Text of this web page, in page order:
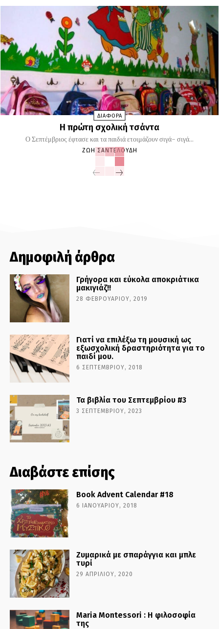
ΔΙΑΦΟΡΑ
Η πρώτη σχολική τσάντα
Ο Σεπτέμβριος έφτασε και τα παιδιά ετοιμάζουν σιγά- σιγά...
ΖΩΉ ΣΑΝΤΕΛΟΎΔΗ
Δημοφιλή άρθρα
Γρήγορα και εύκολα αποκριάτικα
μακιγιάζ!!
28 ΦΕΒΡΟΥΑΡΊΟΥ, 2019
Γιατί να επιλέξω τη μουσική ως
εξωσχολική δραστηριότητα για το
παιδί μου.
6 ΣΕΠΤΕΜΒΡΊΟΥ, 2018
Τα βιβλία του Σεπτεμβρίου #3
3 ΣΕΠΤΕΜΒΡΊΟΥ, 2023
Διαβάστε επίσης
Book Advent Calendar #18
6 ΙΑΝΟΥΑΡΊΟΥ, 2018
Ζυμαρικά με σπαράγγια και μπλε
τυρί
29 ΑΠΡΙΛΊΟΥ, 2020
Maria Montessori : Η φιλοσοφία
της